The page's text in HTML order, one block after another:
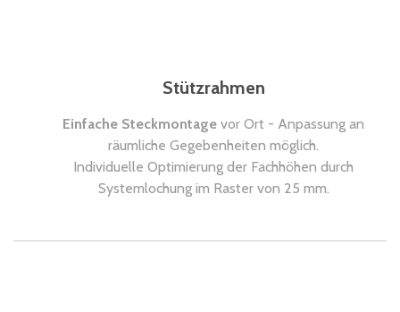
Stützrahmen
Einfache Steckmontage vor Ort - Anpassung an
räumliche Gegebenheiten möglich.
Individuelle Optimierung der Fachhöhen durch
Systemlochung im Raster von 25 mm.